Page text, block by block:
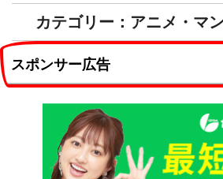
カテゴリー：アニメ・マ
スポンサー広告